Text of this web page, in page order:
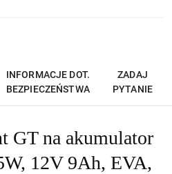
INFORMACJE DOT.
BEZPIECZEŃSTWA
ZADAJ
PYTANIE
GT na akumulator
12V 9Ah, EVA,